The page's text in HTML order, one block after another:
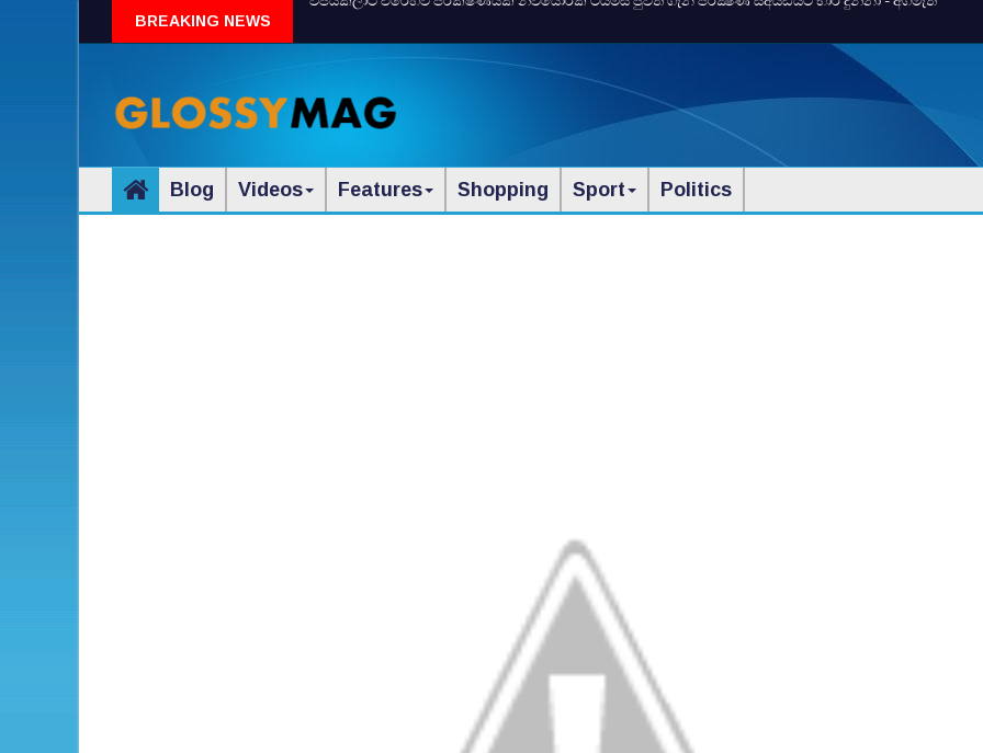
BREAKING NEWS
Blog Videos Features Shopping Sport Politics